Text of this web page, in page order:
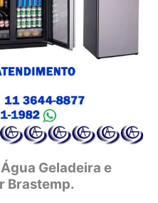
Geladeira e
Brastemp.